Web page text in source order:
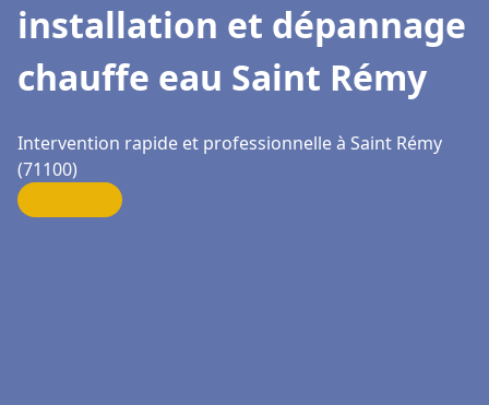
installation et dépannage
chauffe eau Saint Rémy
Intervention rapide et professionnelle à Saint Rémy
(71100)